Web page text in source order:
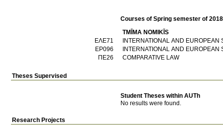
Courses of Spring semester of
TMĪMA NOMIKĪS
ΕΛΕ71
INTERNATIONAL AND EUROPEAN
ΕΡ096
INTERNATIONAL AND EUROPEAN
ΠΕ26
COMPARATIVE LAW
Theses Supervised
Student Theses within AUTh
No results were found.
Research Projects